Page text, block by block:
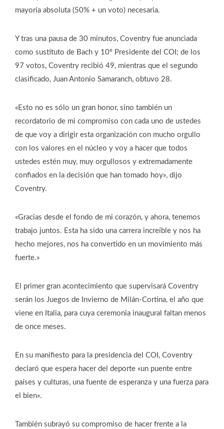
mayoría absoluta (50% + un voto) necesaria.
Y tras una pausa de 30 minutos, Coventry fue anunciada
como sustituto de Bach y 10º Presidente del COI; de los
97 votos, Coventry recibió 49, mientras que el segundo
clasificado, Juan Antonio Samaranch, obtuvo 28.
«Esto no es sólo un gran honor, sino también un
recordatorio de mi compromiso con cada uno de ustedes
de que voy a dirigir esta organización con mucho orgullo
con los valores en el núcleo y voy a hacer que todos
ustedes estén muy, muy orgullosos y extremadamente
confiados en la decisión que han tomado hoy», dijo
Coventry.
«Gracias desde el fondo de mi corazón, y ahora, tenemos
trabajo juntos. Esta ha sido una carrera increíble y nos ha
hecho mejores, nos ha convertido en un movimiento más
fuerte.»
El primer gran acontecimiento que supervisará Coventry
serán los Juegos de Invierno de Milán-Cortina, el año que
viene en Italia, para cuya ceremonia inaugural faltan menos
de once meses.
En su manifiesto para la presidencia del COI, Coventry
declaró que espera hacer del deporte «un puente entre
países y culturas, una fuente de esperanza y una fuerza para
el bien».
También subrayó su compromiso de hacer frente a la